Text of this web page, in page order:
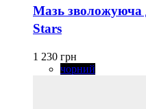
має
кілька
Мазь зволожуюча
Stars
1 230 грн
чорний